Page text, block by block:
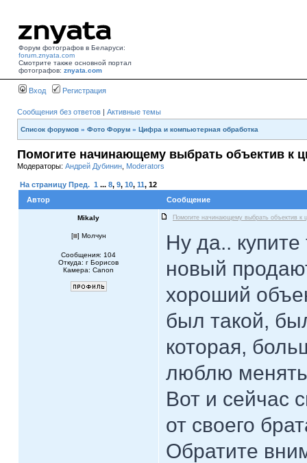
Форум фотографов в Беларуси:
forum.znyata.com
Смотрите также основной портал
фотографов: znyata.com
Вход Регистрация
Сообщения без ответов | Активные темы
Список форумов » Фото Форум » Цифра и компьютерная обработка
Помогите начинающему выбрать объектив к
Модераторы: Андрей Дубинин Moderators
На страницу Пред. 1 ... 8, 9, 10, 11, 12
Автор
Сообщение
Mikaly Помогите начинающему выбрать объектив к
[ ] Молчун
Сообщения: 104
Откуда: г Борисов
Камера: Canon
Ну да.. купите
новый
хороший
был такой,
которая,
люблю менять
Вот и сейчас
от своего
Обратите